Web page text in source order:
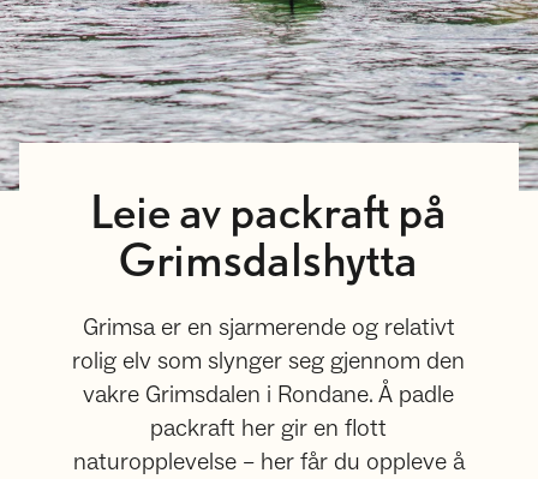
Leie av packraft på
Grimsdalshytta
Grimsa er en sjarmerende og relativt
rolig elv som slynger seg gjennom den
vakre Grimsdalen i Rondane. Å padle
packraft her gir en flott
naturopplevelse – her får du oppleve å